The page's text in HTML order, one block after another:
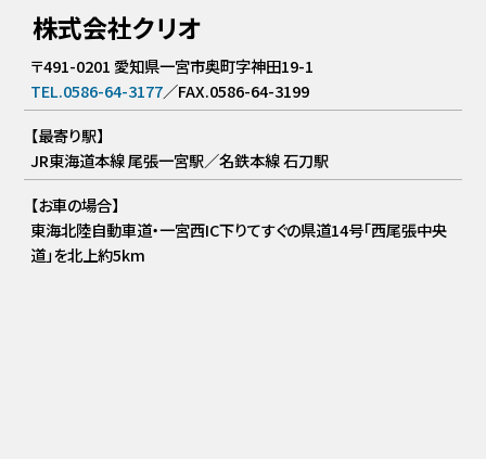
株式会社クリオ
〒491-0201 愛知県一宮市奥町字神田19-1
TEL.0586-64-3177／FAX.0586-64-3199
【最寄り駅】
JR東海道本線 尾張一宮駅／名鉄本線 石刀駅
【お車の場合】
東海北陸自動車道・一宮西IC下りてすぐの県道14号「西尾張中央
道」を北上約5km